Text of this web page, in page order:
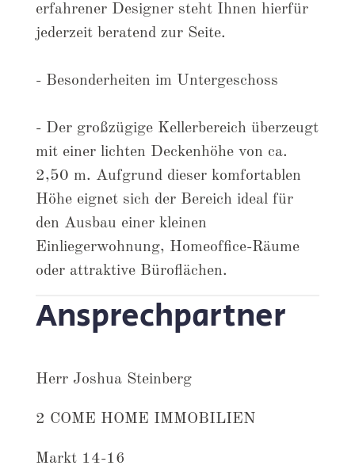
erfahrener Designer steht Ihnen hierfür
jederzeit beratend zur Seite.
- Besonderheiten im Untergeschoss
- Der großzügige Kellerbereich überzeugt
mit einer lichten Deckenhöhe von ca.
2,50 m. Aufgrund dieser komfortablen
Höhe eignet sich der Bereich ideal für
den Ausbau einer kleinen
Einliegerwohnung, Homeoffice-Räume
oder attraktive Büroflächen.
Ansprechpartner
Herr Joshua Steinberg
2 COME HOME IMMOBILIEN
Markt 14-16